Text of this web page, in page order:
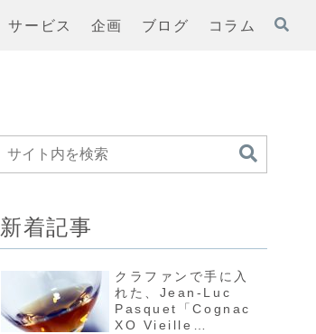
サービス 企画 ブログ コラム
新着記事
クラファンで手に入
れた、Jean-Luc
Pasquet「Cognac
XO Vieille